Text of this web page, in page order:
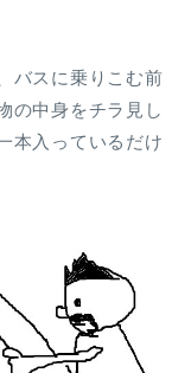
バスに乗りこむ前
の中身をチラ見し
本入っているだけ